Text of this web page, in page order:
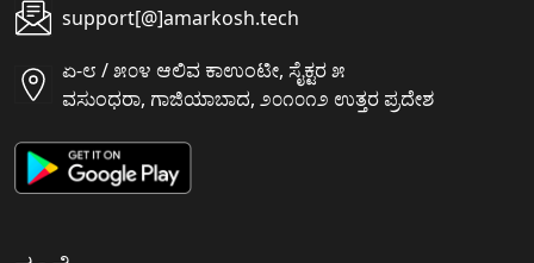
support[@]amarkosh.tech
ಏ-೮ / ೫೦೪ ಆಲಿವ ಕಾಉಂಟೀ, ಸೈಕ್ಟರ ೫
ವಸುಂಧರಾ, ಗಾಜಿಯಾಬಾದ, ೨೦೧೦೧೨ ಉತ್ತರ ಪ್ರದೇಶ